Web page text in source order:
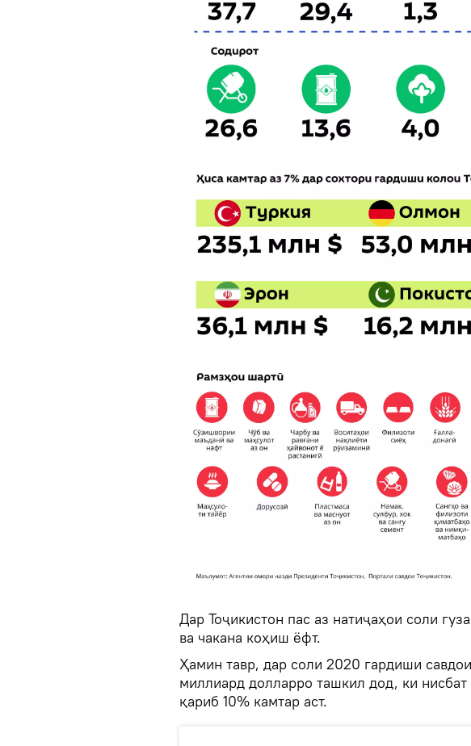
Дар Тоҷикистон пас аз натиҷаҳои соли
ва чакана коҳиш ёфт.
Ҳамин тавр, дар соли 2020 гардиши
миллиард долларро ташкил дод, ки
қариб 10% камтар аст.